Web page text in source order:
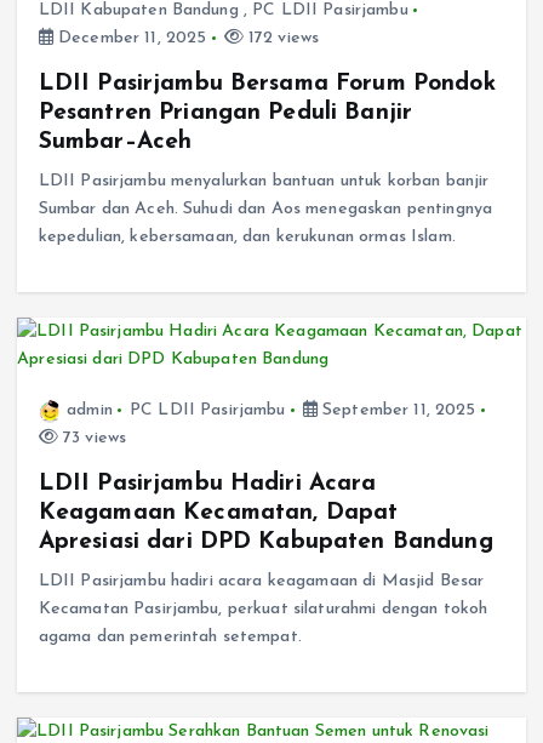
LDII Kabupaten Bandung , PC LDII Pasirjambu
December 11, 2025
172 views
LDII Pasirjambu Bersama Forum Pondok
Pesantren Priangan Peduli Banjir
Sumbar–Aceh
LDII Pasirjambu menyalurkan bantuan untuk korban banjir
Sumbar dan Aceh. Suhudi dan Aos menegaskan pentingnya
kepedulian, kebersamaan, dan kerukunan ormas Islam.
admin PC LDII Pasirjambu
September 11, 2025
73 views
LDII Pasirjambu Hadiri Acara
Keagamaan Kecamatan, Dapat
Apresiasi dari DPD Kabupaten Bandung
LDII Pasirjambu hadiri acara keagamaan di Masjid Besar
Kecamatan Pasirjambu, perkuat silaturahmi dengan tokoh
agama dan pemerintah setempat.